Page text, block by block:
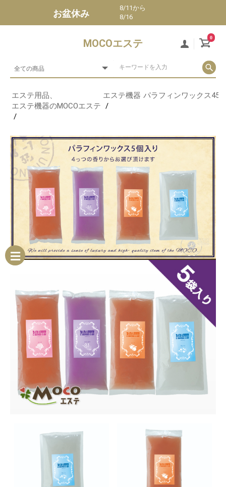
お盆休み
8/11から
8/16
MOCOエステ
0
エステ用品、
エステ機器のMOCOエステ
エステ機器 パラフィンワックス